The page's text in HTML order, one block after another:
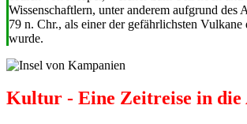
Wissenschaftlern, unter anderem aufgrund des
79 n. Chr., als einer der gefährlichsten Vulkane
wurde.
Kultur - Eine Zeitreise in die